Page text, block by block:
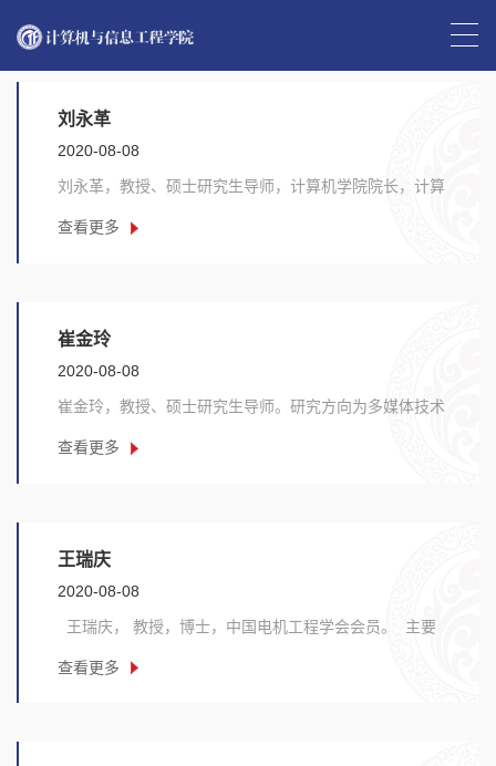
师资队伍
刘永革
2020-08-08
刘永革，教授、硕士研究生导师，计算机学院院长，计算
查看更多
崔金玲
2020-08-08
崔金玲，教授、硕士研究生导师。研究方向为多媒体技术
查看更多
王瑞庆
2020-08-08
王瑞庆， 教授，博士，中国电机工程学会会员。 主要
查看更多